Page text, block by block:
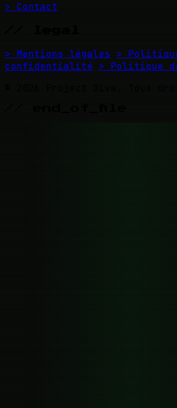
> Contact
> Mentions légales
>
confidentialité > Politique